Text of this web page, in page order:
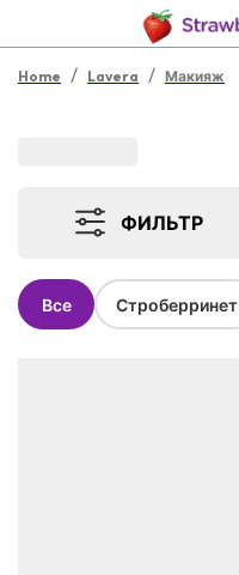
Home / Lavera / Макияж
ФИЛЬТР
Все Строберринет